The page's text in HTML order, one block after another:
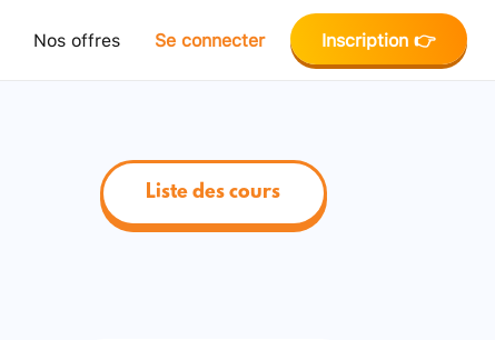
Nos offres Se connecter Inscription 👉
Liste des cours